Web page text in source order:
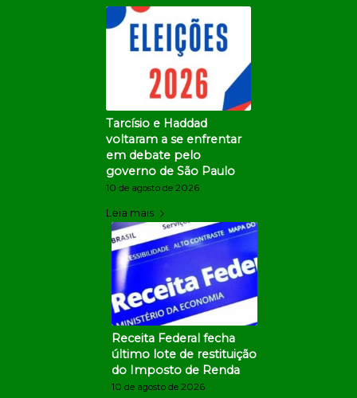
Tarcísio e Haddad
voltaram a se enfrentar
em debate pelo
governo de São Paulo
10 de agosto de 2026
Leia mais
Receita Federal fecha
último lote de restituição
do Imposto de Renda
10 de agosto de 2026